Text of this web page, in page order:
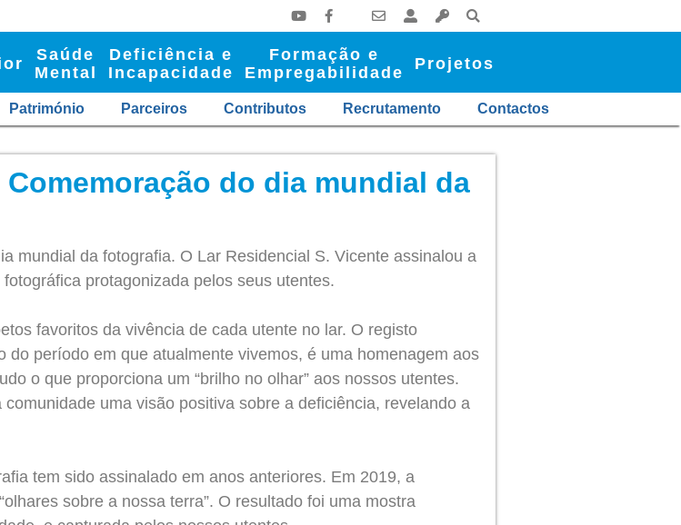
Saúde
Mental
Deficiência e
Incapacidade
Formação e
Empregabilidade
Projetos
Património Parceiros Contributos Recrutamento Contactos
do dia mundial da
mundial da fotografia. O Lar Residencial S. Vicente assinalou a
protagonizada pelos seus utentes.
favoritos da vivência de cada utente no lar. O registo
do período em que atualmente vivemos, é uma homenagem aos
o que proporciona um “brilho no olhar” aos nossos utentes.
uma visão positiva sobre a deficiência, revelando a
tem sido assinalado em anos anteriores. Em 2019, a
sobre a nossa terra”. O resultado foi uma mostra